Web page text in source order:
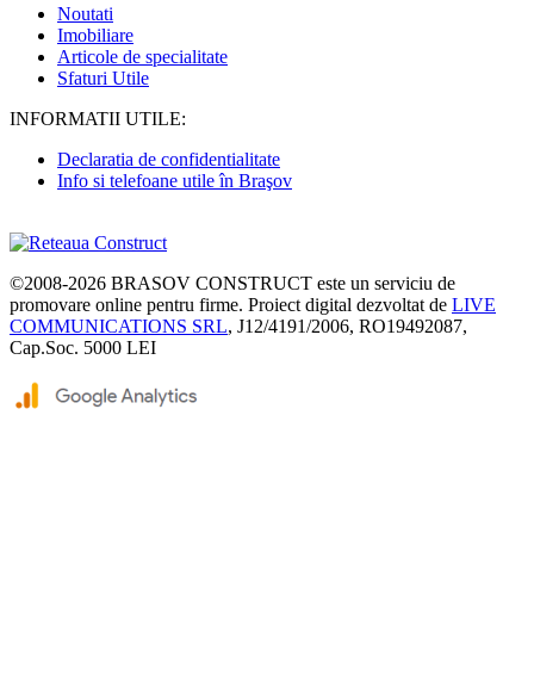
Noutati
Imobiliare
Articole de specialitate
Sfaturi Utile
INFORMATII UTILE:
Declaratia de confidentialitate
Info si telefoane utile în Braşov
©2008-2026 BRASOV CONSTRUCT este un serviciu de
promovare online pentru firme. Proiect digital dezvoltat de LIVE
COMMUNICATIONS SRL, J12/4191/2006, RO19492087,
Cap.Soc. 5000 LEI